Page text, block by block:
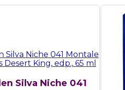
Silva Niche 041